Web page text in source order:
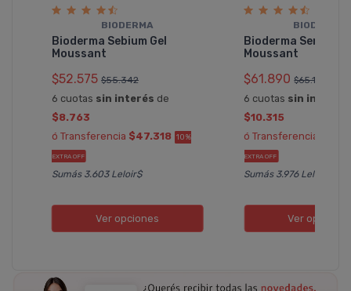
BIODERMA
Bioderma Sebium Gel
Moussant
$52.575 $55.342
6 cuotas sin interés de
$8.763
ó Transferencia $47.318 10%
EXTRA OFF
Sumás 3.603 Leloir$
Ver opciones
BIODERMA
Bioderma Sensibio
Moussant
$61.890 $65.147
6 cuotas sin interés
$10.315
ó Transferencia
EXTRA OFF
Sumás 3.976 Leloir$
Ver opciones